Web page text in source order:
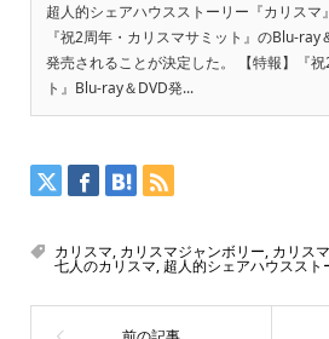
超人的シェアハウスストーリー『カリスマ
『祝2周年・カリスマサミット』のBlu-
発売されることが決定した。 【特報】『
ト』Blu-ray＆DVD発...
カリスマ, カリスマジャンボリー, カリス
七人のカリスマ, 超人的シェアハウススト